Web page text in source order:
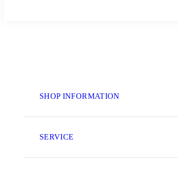
SHOP INFORMATION
SERVICE